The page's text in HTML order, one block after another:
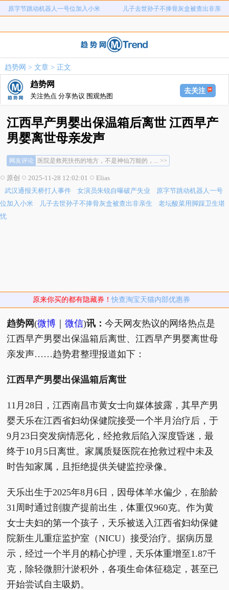
弊犯罪
原字节跳动机器人一号位加入小米 儿子去世孙子不捧骨灰盒被查出非亲
河南重大刑案嫌疑人逃窜时伤害多人 情侣平潭翻墙拍日出坠崖
河南三支一扶考试存在规模性组织作
弊犯罪
趋势网 > 文章> 正文
趋势网
关注热点 分享热议 围观热图
去关注
江西早产男婴出保温箱后离世 江西早产
男婴离世母亲发声
网友评论
医院是救死扶伤的地方，不是神仙万能的，... >>
这可是妈妈怪胎十月的心头肉啊，现在的医... >>
医院是救死扶伤的地方，不是神仙万能的，... >>
希望医院能改变制度，多让父母看小宝宝，... >>
原创 2025-11-28 12:02:01
Elias
武汉通报天桥打人事件
女演员朱锐自曝破产失业
原字节跳动机器人一号
位加入小米
儿子去世孙子不捧骨灰盒被查出非亲生
老坛酸菜用脚踩卫生堪
忧
原来你买的都有隐藏券！快查淘宝天猫内部优惠券
趋势网(微博 ｜微信)讯：今天网友热议的网络热点是
江西早产男婴出保温箱后离世、江西早产男婴离世母
亲发声……趋势君整理报道如下：
江西早产男婴出保温箱后离世
11月28日，江西南昌市黄女士向媒体披露，其早产男
婴天乐在江西省妇幼保健院接受一个半月治疗后，于
9月23日突发病情恶化，经抢救后陷入深度昏迷，最
终于10月5日离世。家属质疑医院在抢救过程中未及
时告知家属，且拒绝提供关键监控录像。
天乐出生于2025年8月6日，因母体羊水偏少，在胎龄
31周时通过剖腹产提前出生，体重仅960克。作为黄
女士夫妇的第一个孩子，天乐被送入江西省妇幼保健
院新生儿重症监护室（NICU）接受治疗。据病历显
示，经过一个半月的精心护理，天乐体重增至1.87千
克，除轻微胆汁淤积外，各项生命体征稳定，甚至已
开始尝试自主吸奶。